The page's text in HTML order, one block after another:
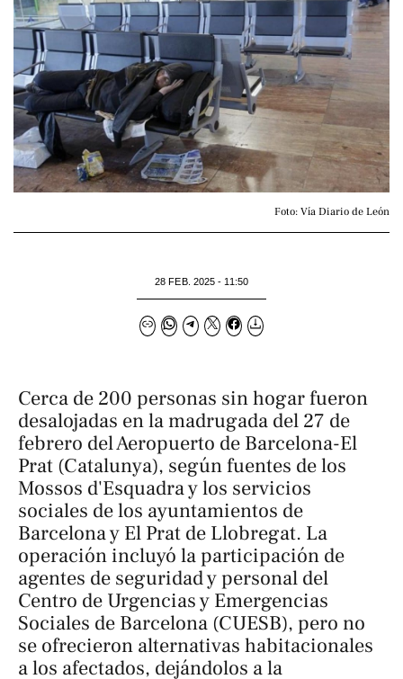
Foto: Vía Diario de León
28 FEB. 2025 - 11:50
Cerca de 200 personas sin hogar fueron
desalojadas en la madrugada del 27 de
febrero del Aeropuerto de Barcelona-El
Prat (Catalunya), según fuentes de los
Mossos d'Esquadra y los servicios
sociales de los ayuntamientos de
Barcelona y El Prat de Llobregat. La
operación incluyó la participación de
agentes de seguridad y personal del
Centro de Urgencias y Emergencias
Sociales de Barcelona (CUESB), pero no
se ofrecieron alternativas habitacionales
a los afectados, dejándolos a la